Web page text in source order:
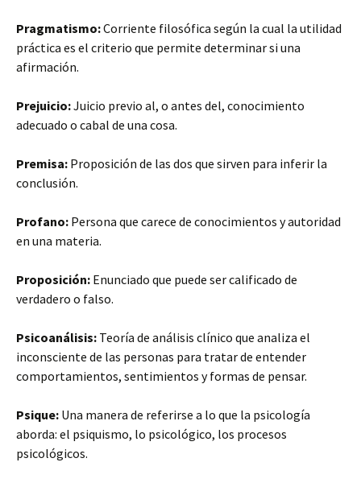
Pragmatismo:Corriente filosófica según la cual la utilidad
práctica es el criterio que permite determinar si una
afirmación.
Prejuicio:Juicio previo al, o antes del, conocimiento
adecuado o cabal de una cosa.
Premisa: Proposición de las dos que sirven para inferir la
conclusión.
Profano: Persona que carece de conocimientos y autoridad
en una materia.
Proposición: Enunciado que puede ser calificado de
verdadero o falso.
Psicoanálisis: Teoría de análisis clínico que analiza el
inconsciente de las personas para tratar de entender
comportamientos, sentimientos y formas de pensar.
Psique: Una manera de referirse a lo que la psicología
aborda: el psiquismo, lo psicológico, los procesos
psicológicos.